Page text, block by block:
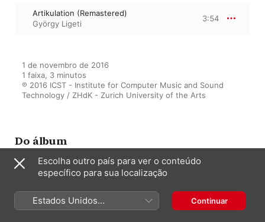
Artikulation (Remastered)
György Ligeti
3:54
1 de novembro de 2016
1 faixa, 3 minutos
℗ 2016 ICST - Institute for Computer Music and Sound
Technology / ZHdK - Zurich University of the Arts
Do álbum
(Remastered)
Vários artistas
Escolha outro país para ver o conteúdo
específico para sua localização
Estados Unidos
(Português Brasil)
Continuar